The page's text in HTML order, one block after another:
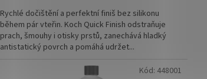
Rychlé dočištění a perfektní finiš bez silikonu
během pár vteřin. Koch Quick Finish odstraňuje
prach, šmouhy i otisky prstů, zanechává hladký
antistatický povrch a pomáhá udržet...
Kód: 448001